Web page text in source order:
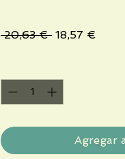
20,63 € Precio
18,57 €
Agregar